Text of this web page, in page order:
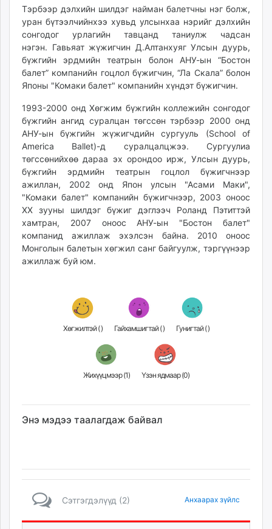
Тэрбээр дэлхийн шилдэг найман балетчны нэг болж,
уран бүтээлчийнхээ хувьд улсынхаа нэрийг дэлхийн
сонгодог урлагийн тавцанд таниулж чадсан
нэгэн. Гавьяат жүжигчин Д.Алтанхуяг Улсын дуурь,
бүжгийн эрдмийн театрын болон АНУ-ын “Бостон
балет” компанийн гоцлол бүжигчин, “Ла Скала” болон
Японы "Комаки балет" компанийн хүндэт бүжигчин.
1993-2000 онд Хөгжим бүжгийн коллежийн сонгодог
бүжгийн ангид суралцан төгссөн тэрбээр 2000 онд
АНУ-ын бүжгийн жүжигчдийн сургууль (School of
America Ballet)-д суралцалцжээ. Сургуулиа
төгссөнийхөө дараа эх орондоо ирж, Улсын дуурь,
бүжгийн эрдмийн театрын гоцлол бүжигчнээр
ажиллан, 2002 онд Япон улсын "Асами Маки",
"Комаки балет" компанийн бүжигчнээр, 2003 оноос
XX зууны шилдэг бүжиг дэглээч Роланд Пэтиттэй
хамтран, 2007 оноос АНУ-ын "Бостон балет"
компанид ажиллаж эхэлсэн байна. 2010 оноос
Монголын балетын хөгжил санг байгуулж, тэргүүнээр
ажиллаж буй юм.
Хөгжилтэй () Гайхамшигтай () Гунигтай ()
Жихүүцмээр (1) Үзэн ядмаар (0)
Энэ мэдээ таалагдаж байвал
Сэтгэгдэлүүд (2) Анхаарах зүйлс